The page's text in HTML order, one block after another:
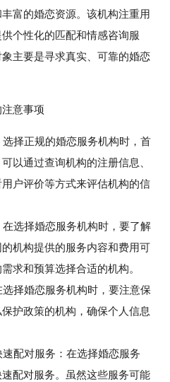
富的婚恋资源。该机构注重用
个性化的匹配和情感咨询服
主要是寻求真实、可靠的婚恋
意事项
择正规的婚恋服务机构时，首
以通过查询机构的注册信息、
户评价等方式来评估机构的信
选择婚恋服务机构时，要了解
机构提供的服务内容和费用可
求和预算选择合适的机构。
择婚恋服务机构时，要注意保
护政策的机构，确保个人信息
配对服务：在选择婚恋服务
配对服务。虽然这些服务可能